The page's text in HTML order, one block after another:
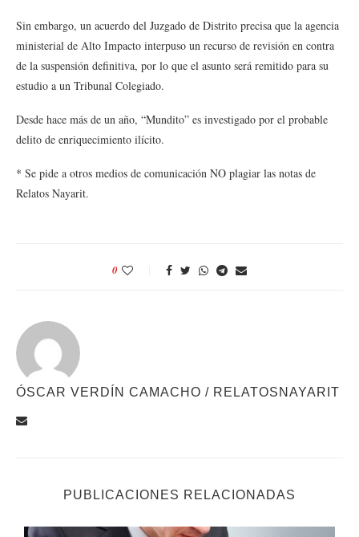
Sin embargo, un acuerdo del Juzgado de Distrito precisa que la agencia
ministerial de Alto Impacto interpuso un recurso de revisión en contra
de la suspensión definitiva, por lo que el asunto será remitido para su
estudio a un Tribunal Colegiado.
Desde hace más de un año, “Mundito” es investigado por el probable
delito de enriquecimiento ilícito.
* Se pide a otros medios de comunicación NO plagiar las notas de
Relatos Nayarit.
0
ÓSCAR VERDÍN CAMACHO / RELATOSNAYARIT
PUBLICACIONES RELACIONADAS